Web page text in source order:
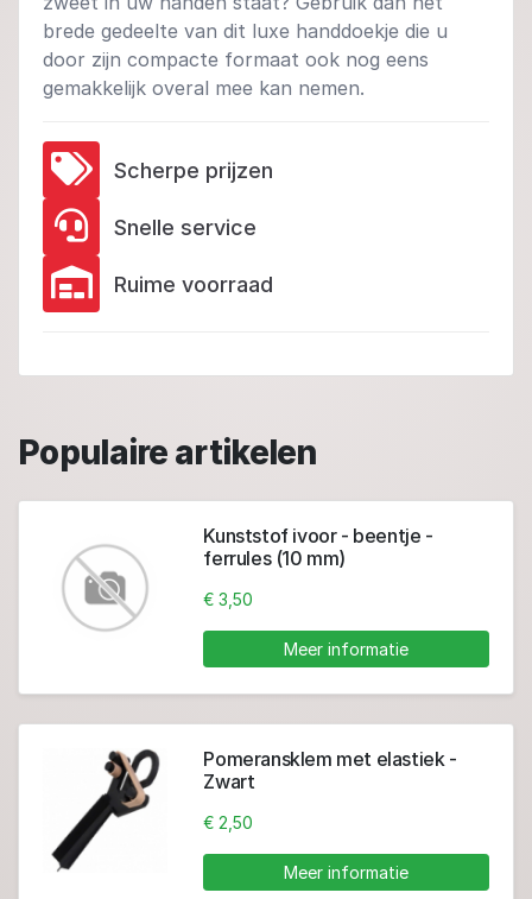
brede gedeelte van dit luxe handdoekje die u
door zijn compacte formaat ook nog eens
gemakkelijk overal mee kan nemen.
Scherpe prijzen
Snelle service
Ruime voorraad
Populaire artikelen
Kunststof ivoor - beentje -
ferrules (10 mm)
€ 3,50
Meer informatie
Pomeransklem met elastiek -
Zwart
€ 2,50
Meer informatie